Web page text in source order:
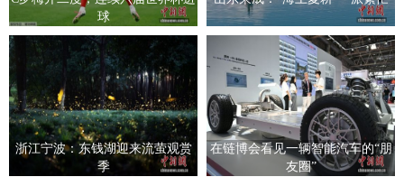
球
浙江宁波：东钱湖迎来流萤观赏
季
在链博会看见一辆智能汽车的“朋
友圈”